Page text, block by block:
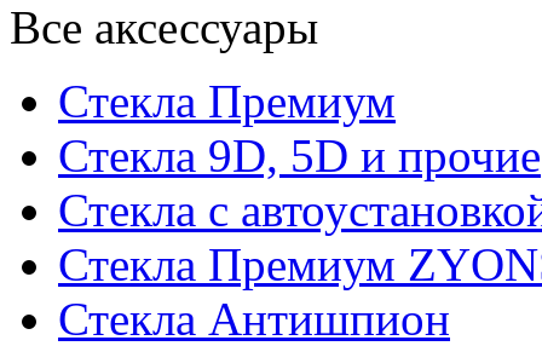
Все аксессуары
Стекла Премиум
Стекла 9D, 5D и прочие
Стекла с
Стекла Премиум
Стекла Антишпион